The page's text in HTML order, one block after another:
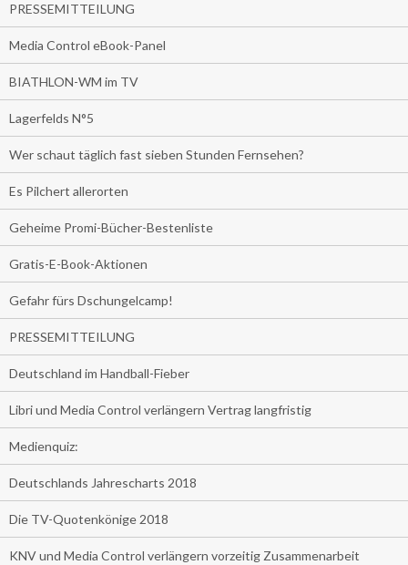
PRESSEMITTEILUNG
Media Control eBook-Panel
BIATHLON-WM im TV
Lagerfelds N°5
Wer schaut täglich fast sieben Stunden Fernsehen?
Es Pilchert allerorten
Geheime Promi-Bücher-Bestenliste
Gratis-E-Book-Aktionen
Gefahr fürs Dschungelcamp!
PRESSEMITTEILUNG
Deutschland im Handball-Fieber
Libri und Media Control verlängern Vertrag langfristig
Medienquiz:
Deutschlands Jahrescharts 2018
Die TV-Quotenkönige 2018
KNV und Media Control verlängern vorzeitig Zusammenarbeit